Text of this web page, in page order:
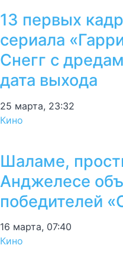
13 первых
сериала
Снегг с
дата выхода
25 марта, 23:32
Кино
Шаламе,
Анджелесе
победителей
16 марта, 07:40
Кино